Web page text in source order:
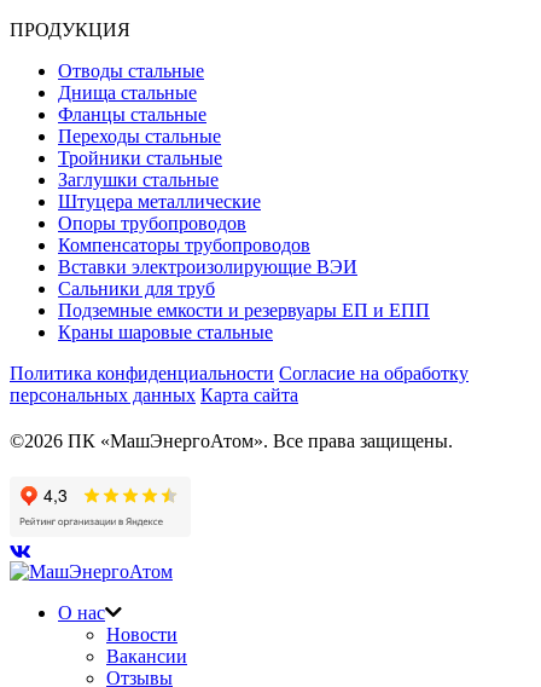
ПРОДУКЦИЯ
Отводы стальные
Днища стальные
Фланцы стальные
Переходы стальные
Тройники стальные
Заглушки стальные
Штуцера металлические
Опоры трубопроводов
Компенсаторы трубопроводов
Вставки электроизолирующие ВЭИ
Сальники для труб
Подземные емкости и резервуары ЕП и ЕПП
Краны шаровые стальные
Политика конфиденциальности Согласие на обработку
персональных данных Карта сайта
©2026 ПК «МашЭнергоАтом». Все права защищены.
О нас
Новости
Вакансии
Отзывы